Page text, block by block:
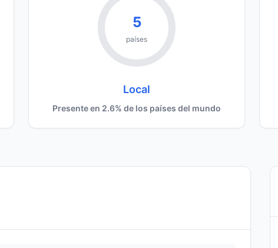
5
países
Local
Presente en 2.6% de los países del mundo